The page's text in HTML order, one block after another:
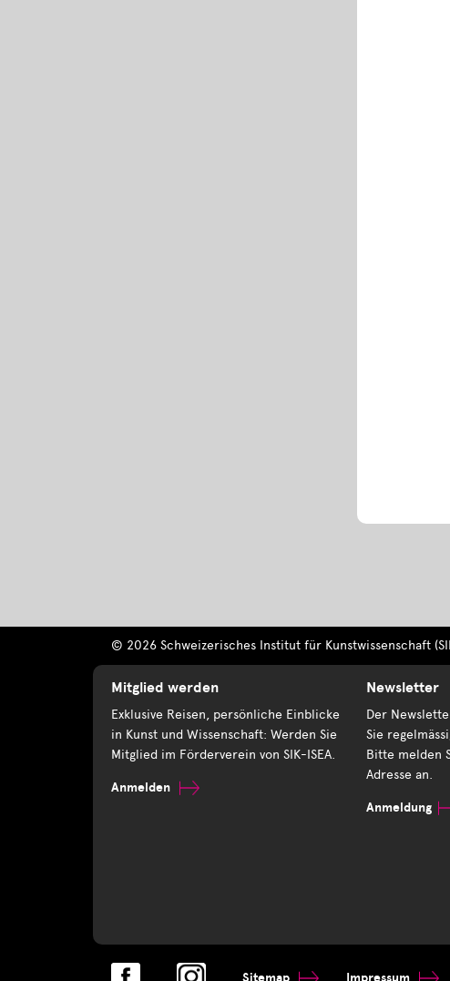
© 2026 Schweizerisches Institut für Kunstwissenschaft
Mitglied werden
Exklusive Reisen, persönliche Einblicke
in Kunst und Wissenschaft: Werden Sie
Mitglied im Förderverein von SIK-ISEA.
Anmelden
Newsletter
Der
Sie
Bitte melden
Adresse an.
Anmeldung